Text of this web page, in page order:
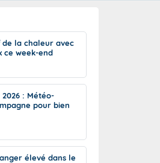
de J+2 à J+7
intenses à l'échelle
du risque
la chaleur avec
ce week-end
2026 : Météo-
pour bien
élevé dans le